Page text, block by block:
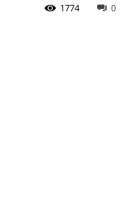
0
1774